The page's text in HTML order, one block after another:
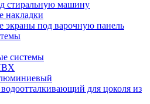
стиральную машину
накладки
экраны под варочную панель
системы
для цоколя из